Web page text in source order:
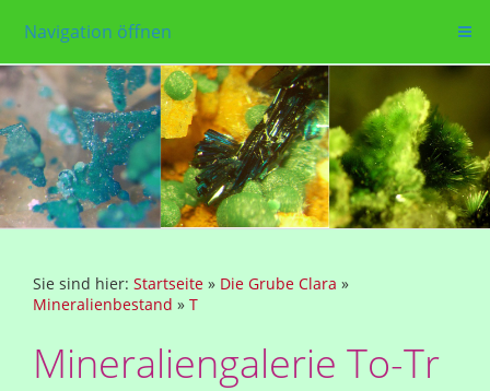
Navigation öffnen
Sie sind hier: Startseite » Die Grube Clara »
Mineralienbestand » T
Mineraliengalerie To-Tr